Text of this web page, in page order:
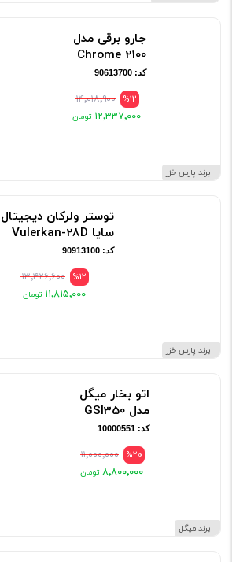
برند پارس خزر
جارو برقی مدل
2100 Chrome
کد: 90613700
%12 ۱۴٬۰۱۸٬۹۰۰
۱۲٬۳۳۷٬۰۰۰
برند پارس خزر
توستر ولرکان دیجیتال
سایا Vulerkan-28D
کد: 90913100
%12 ۱۳٬۴۲۶٬۶۰۰
۱۱٬۸۱۵٬۰۰۰
برند میگل
اتو بخار میگل
مدل GSI350
کد: 10000551
%20 ۱۱٬۰۰۰٬۰۰۰
۸٬۸۰۰٬۰۰۰